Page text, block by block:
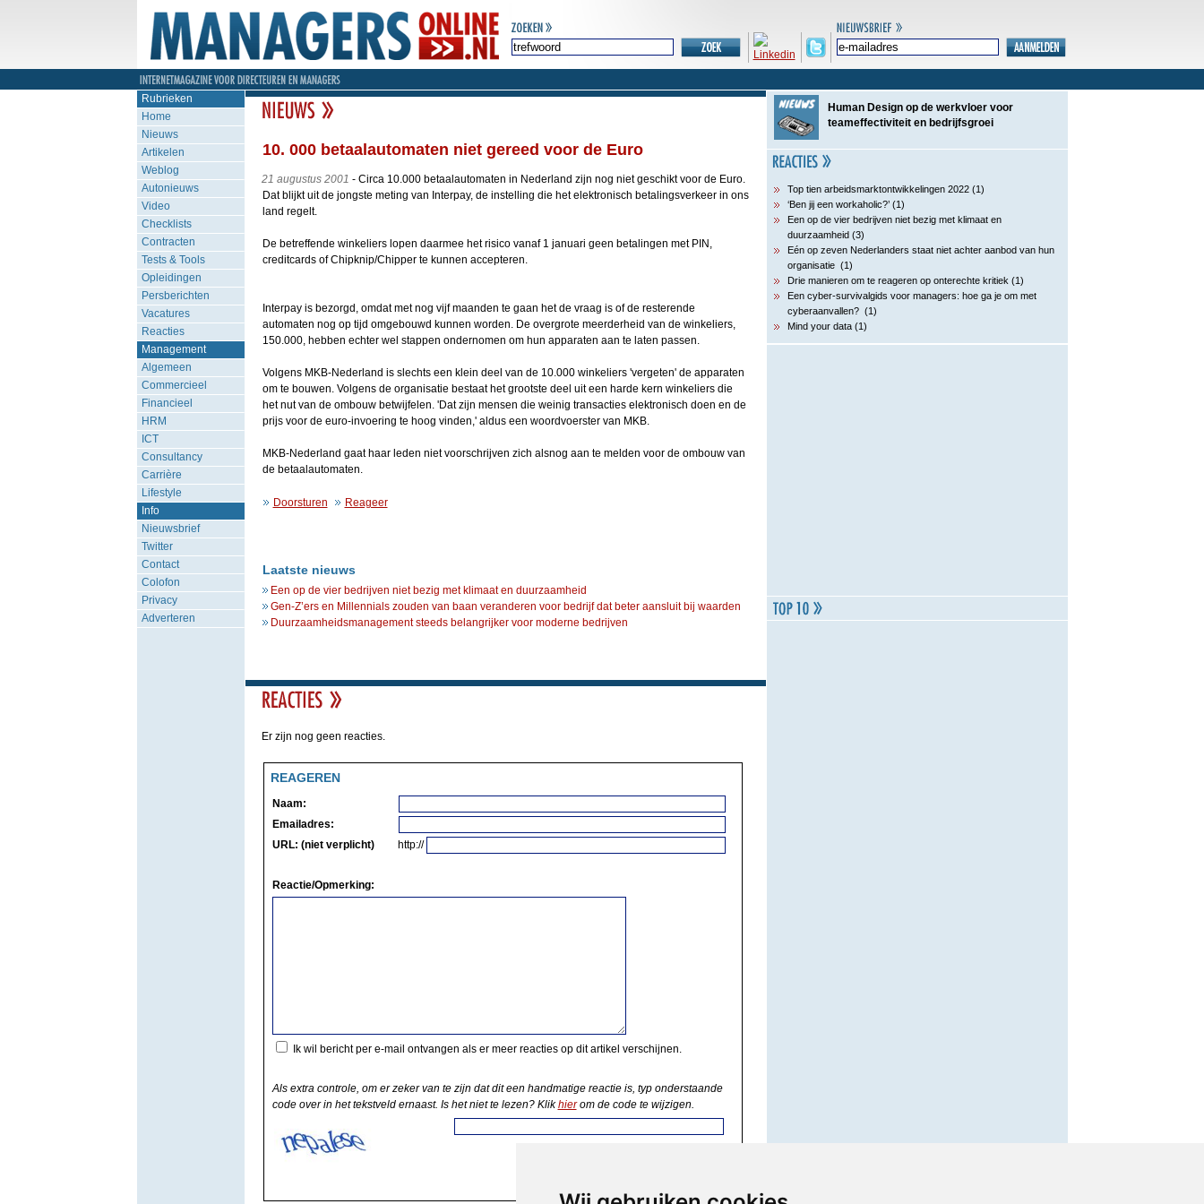
Rubrieken
Home
Nieuws
Artikelen
Weblog
Autonieuws
Video
Checklists
Contracten
Tests & Tools
Opleidingen
Persberichten
Vacatures
Reacties
Management
Algemeen
Commercieel
Financieel
HRM
ICT
Consultancy
Carrière
Lifestyle
Info
Nieuwsbrief
Twitter
Contact
Colofon
Privacy
Adverteren
10. 000 betaalautomaten niet gereed voor de Euro
21 augustus 2001 - Circa 10.000 betaalautomaten in Nederland zijn nog niet geschikt voor de Euro.
Dat blijkt uit de jongste meting van Interpay, de instelling die het elektronisch betalingsverkeer in ons
land regelt.
De betreffende winkeliers lopen daarmee het risico vanaf 1 januari geen betalingen met PIN,
creditcards of Chipknip/Chipper te kunnen accepteren.
Interpay is bezorgd, omdat met nog vijf maanden te gaan het de vraag is of de resterende
automaten nog op tijd omgebouwd kunnen worden. De overgrote meerderheid van de winkeliers,
150.000, hebben echter wel stappen ondernomen om hun apparaten aan te laten passen.
Volgens MKB-Nederland is slechts een klein deel van de 10.000 winkeliers 'vergeten' de apparaten
om te bouwen. Volgens de organisatie bestaat het grootste deel uit een harde kern winkeliers die
het nut van de ombouw betwijfelen. 'Dat zijn mensen die weinig transacties elektronisch doen en de
prijs voor de euro-invoering te hoog vinden,' aldus een woordvoerster van MKB.
MKB-Nederland gaat haar leden niet voorschrijven zich alsnog aan te melden voor de ombouw van
de betaalautomaten.
Doorsturen Reageer
Laatste nieuws
Een op de vier bedrijven niet bezig met klimaat en duurzaamheid
Gen-Z’ers en Millennials zouden van baan veranderen voor bedrijf dat beter aansluit bij waarden
Duurzaamheidsmanagement steeds belangrijker voor moderne bedrijven
Er zijn nog geen reacties.
REAGEREN
Naam:
Emailadres:
URL: (niet verplicht)
http://
Reactie/Opmerking:
Ik wil bericht per e-mail ontvangen als er meer reacties op dit artikel verschijnen.
Als extra controle, om er zeker van te zijn dat dit een handmatige reactie is, typ onderstaande
code over in het tekstveld ernaast. Is het niet te lezen? Klikhierom de code te wijzigen.
Human Design op de werkvloer voor
teameffectiviteit en bedrijfsgroei
Top tien arbeidsmarktontwikkelingen 2022 (1)
‘Ben jij een workaholic?’ (1)
Een op de vier bedrijven niet bezig met klimaat en
duurzaamheid (3)
Eén op zeven Nederlanders staat niet achter aanbod van hun
organisatie (1)
Drie manieren om te reageren op onterechte kritiek (1)
Een cyber-survivalgids voor managers: hoe ga je om met
cyberaanvallen? (1)
Mind your data (1)